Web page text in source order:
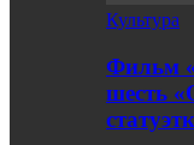
Культура
Фильм
шесть